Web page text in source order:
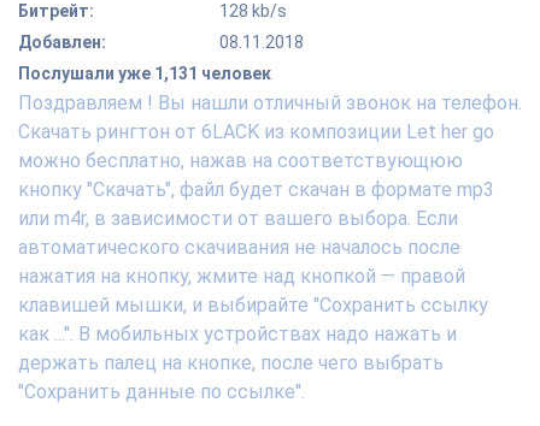
Битрейт:
128 kb/s
Добавлен:
08.11.2018
Послушали уже 1,131 человек
Поздравляем ! Вы нашли отличный звонок на телефон.
Скачать рингтон от 6LACK из композиции Let her go
можно бесплатно, нажав на соответствующюю
кнопку "Скачать", файл будет скачан в формате mp3
или m4r, в зависимости от вашего выбора. Если
автоматического скачивания не началось после
нажатия на кнопку, жмите над кнопкой — правой
клавишей мышки, и выбирайте "Сохранить ссылку
как ...". В мобильных устройствах надо нажать и
держать палец на кнопке, после чего выбрать
"Сохранить данные по ссылке".